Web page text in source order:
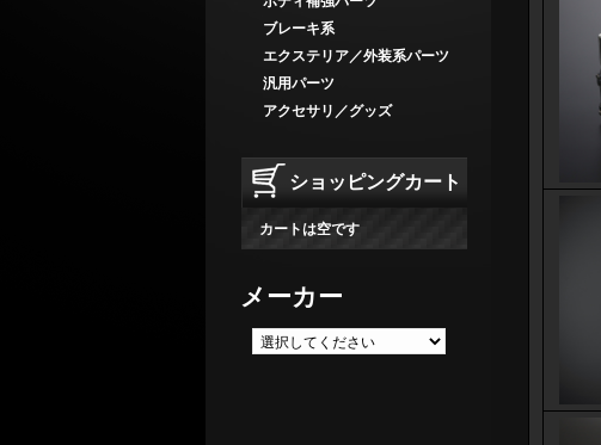
ブレーキ系
エクステリア／外装系パーツ
汎用パーツ
アクセサリ／グッズ
ショッピングカート
カートは空です
メーカー